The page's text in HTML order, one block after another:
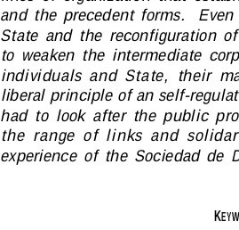
and  the  precedent  forms.
State  and  the  reconfiguration
to  weaken  the  intermediate
individuals  and  State,  their
liberal principle of an self-
had  to  look  after  the  public
the  range  of  links  and
experience  of  the  Sociedad  de
K